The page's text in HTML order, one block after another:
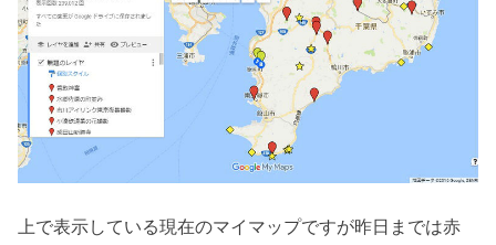
上で表示している現在のマイマップですが昨日までは赤